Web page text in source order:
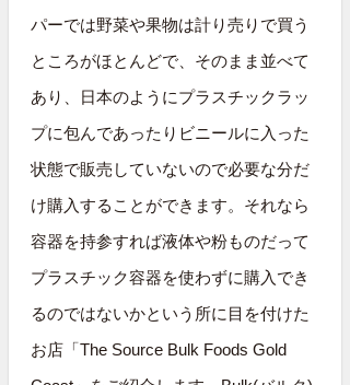
パーでは野菜や果物は計り売りで買う
ところがほとんどで、そのまま並べて
あり、日本のようにプラスチックラッ
プに包んであったりビニールに入った
状態で販売していないので必要な分だ
け購入することができます。それなら
容器を持参すれば液体や粉ものだって
プラスチック容器を使わずに購入でき
るのではないかという所に目を付けた
お店「The Source Bulk Foods Gold